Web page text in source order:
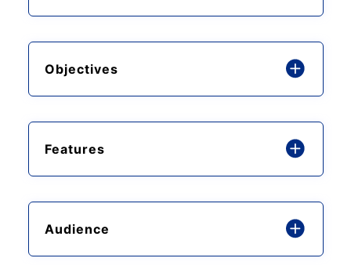
Objectives
Features
Audience